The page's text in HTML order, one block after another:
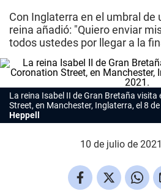
Con Inglaterra en el umbral de
reina añadió: "Quiero enviar
todos ustedes por llegar a la
La reina Isabel II de Gran Bretaña visita
Street, en Manchester, Inglaterra, el 8
Heppell
10 de julio de